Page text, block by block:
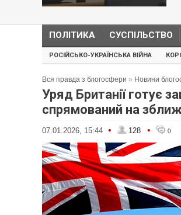
ПОЛІТИКА СУСПІЛЬСТВО
РОСІЙСЬКО-УКРАЇНСЬКА ВІЙНА
Вся правда з блогосфери » Новини
Уряд Британії готує
спрямований на
07.01.2026, 15:44 • 128 • 0